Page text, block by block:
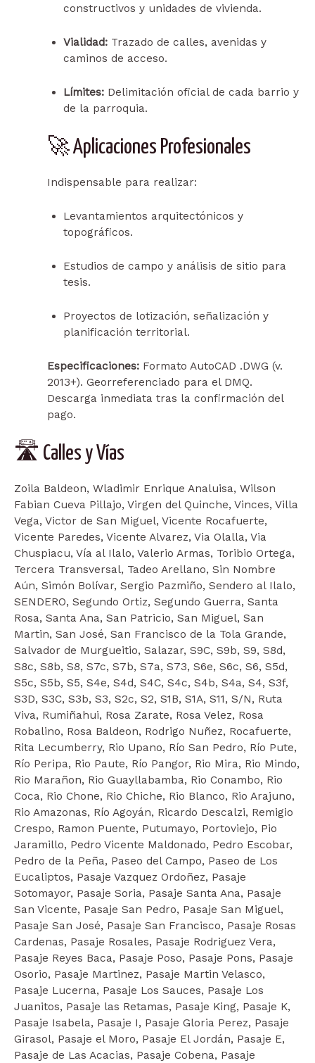
constructivos y unidades de vivienda.
Vialidad:Trazado de calles, avenidas y
caminos de acceso.
Límites:Delimitación oficial de cada barrio y
de la parroquia.
🚀 Aplicaciones Profesionales
Indispensable para realizar:
Levantamientos arquitectónicos y
topográficos.
Estudios de campo y análisis de sitio para
tesis.
Proyectos de lotización, señalización y
planificación territorial.
Especificaciones:Formato AutoCAD .DWG (v.
2013+). Georreferenciado para el DMQ.
Descarga inmediata tras la confirmación del
pago.
🛣️ Calles y Vías
Zoila Baldeon, Wladimir Enrique Analuisa, Wilson
Fabian Cueva Pillajo, Virgen del Quinche, Vinces, Villa
Vega, Victor de San Miguel, Vicente Rocafuerte,
Vicente Paredes, Vicente Alvarez, Via Olalla, Via
Chuspiacu, Vía al Ilalo, Valerio Armas, Toribio Ortega,
Tercera Transversal, Tadeo Arellano, Sin Nombre
Aún, Simón Bolívar, Sergio Pazmiño, Sendero al Ilalo,
SENDERO, Segundo Ortiz, Segundo Guerra, Santa
Rosa, Santa Ana, San Patricio, San Miguel, San
Martin, San José, San Francisco de la Tola Grande,
Salvador de Murgueitio, Salazar, S9C, S9b, S9, S8d,
S8c, S8b, S8, S7c, S7b, S7a, S73, S6e, S6c, S6, S5d,
S5c, S5b, S5, S4e, S4d, S4C, S4c, S4b, S4a, S4, S3f,
S3D, S3C, S3b, S3, S2c, S2, S1B, S1A, S11, S/N, Ruta
Viva, Rumiñahui, Rosa Zarate, Rosa Velez, Rosa
Robalino, Rosa Baldeon, Rodrigo Nuñez, Rocafuerte,
Rita Lecumberry, Rio Upano, Río San Pedro, Río Pute,
Río Peripa, Rio Paute, Río Pangor, Rio Mira, Rio Mindo,
Rio Marañon, Rio Guayllabamba, Rio Conambo, Rio
Coca, Rio Chone, Rio Chiche, Rio Blanco, Rio Arajuno,
Rio Amazonas, Río Agoyán, Ricardo Descalzi, Remigio
Crespo, Ramon Puente, Putumayo, Portoviejo, Pio
Jaramillo, Pedro Vicente Maldonado, Pedro Escobar,
Pedro de la Peña, Paseo del Campo, Paseo de Los
Eucaliptos, Pasaje Vazquez Ordoñez, Pasaje
Sotomayor, Pasaje Soria, Pasaje Santa Ana, Pasaje
San Vicente, Pasaje San Pedro, Pasaje San Miguel,
Pasaje San José, Pasaje San Francisco, Pasaje Rosas
Cardenas, Pasaje Rosales, Pasaje Rodriguez Vera,
Pasaje Reyes Baca, Pasaje Poso, Pasaje Pons, Pasaje
Osorio, Pasaje Martinez, Pasaje Martin Velasco,
Pasaje Lucerna, Pasaje Los Sauces, Pasaje Los
Juanitos, Pasaje las Retamas, Pasaje King, Pasaje K,
Pasaje Isabela, Pasaje I, Pasaje Gloria Perez, Pasaje
Girasol, Pasaje el Moro, Pasaje El Jordán, Pasaje E,
Pasaje de Las Acacias, Pasaje Cobena, Pasaje